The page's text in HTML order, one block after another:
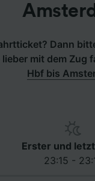
Dann
lieber mit dem Zug
Hbf bis
Erster und
23:15 -